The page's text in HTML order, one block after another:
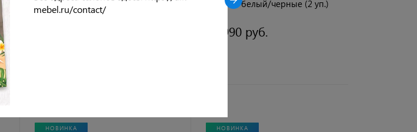
бронза/черный (2 уп.)
Кристал белый/черные (2 уп.)
39 990 руб.
НОВИНКА НОВИНКА
mebel.ru/contact/